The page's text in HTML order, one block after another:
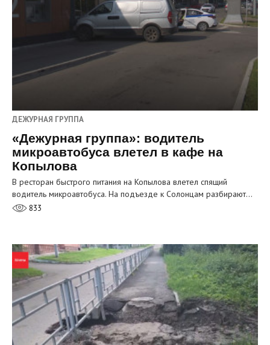
ДЕЖУРНАЯ ГРУППА
«Дежурная группа»: водитель
микроавтобуса влетел в кафе на
Копылова
В ресторан быстрого питания на Копылова влетел спящий
водитель микроавтобуса. На подъезде к Солонцам разбирают…
833